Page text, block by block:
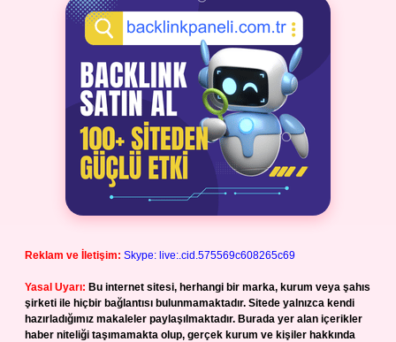
Reklam ve İletişim: Skype: live:.cid.575569c608265c69
Yasal Uyarı: Bu internet sitesi, herhangi bir marka, kurum veya şahıs
şirketi ile hiçbir bağlantısı bulunmamaktadır. Sitede yalnızca kendi
hazırladığımız makaleler paylaşılmaktadır. Burada yer alan içerikler
haber niteliği taşımamakta olup, gerçek kurum ve kişiler hakkında